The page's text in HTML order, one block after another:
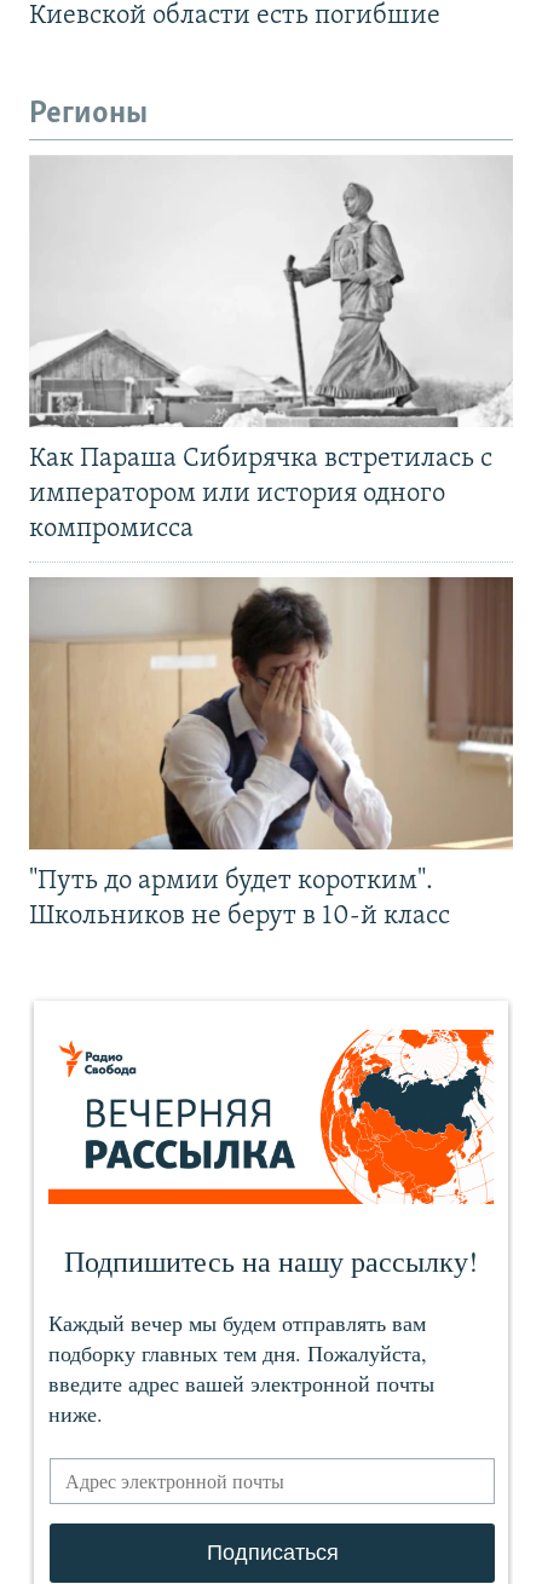
Киевской области есть погибшие
Регионы
Как Параша Сибирячка встретилась с
императором или история одного
компромисса
"Путь до армии будет коротким".
Школьников не берут в 10-й класс